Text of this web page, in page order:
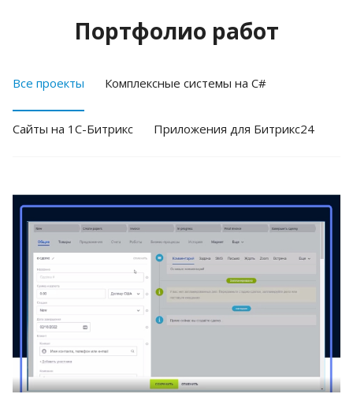
Портфолио работ
Все проекты Комплексные системы на C#
Cайты на 1С-Битрикс Приложения для Битрикс24
Смотреть проект